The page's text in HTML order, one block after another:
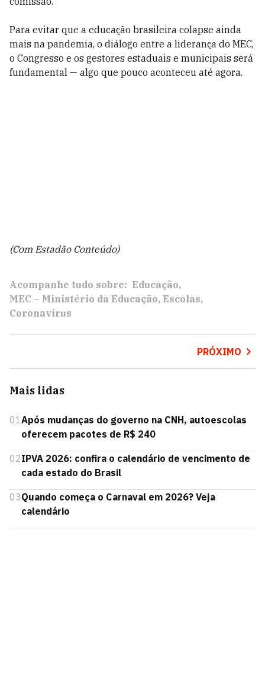
Para evitar que a educação brasileira colapse ainda
mais na pandemia, o diálogo entre a liderança do MEC,
o Congresso e os gestores estaduais e municipais será
fundamental — algo que pouco aconteceu até agora.
(Com Estadão Conteúdo)
Acompanhe tudo sobre: Educação
MEC – Ministério da Educação Escolas
Coronavírus
PRÓXIMO
Mais lidas
01Após mudanças do governo na CNH, autoescolas
oferecem pacotes de R$ 240
02IPVA 2026: confira o calendário de vencimento de
cada estado do Brasil
03Quando começa o Carnaval em 2026? Veja
calendário